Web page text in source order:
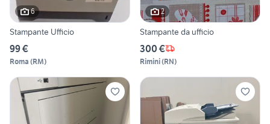
6
Stampante Ufficio
99 €
Roma (RM)
2
Stampante da ufficio
300 €
Rimini(RN)